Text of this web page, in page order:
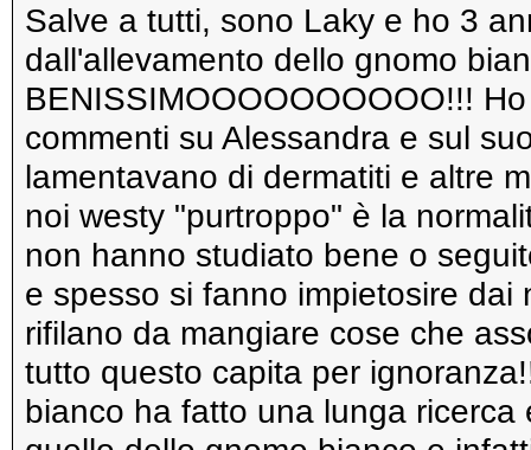
Salve a tutti, sono Laky e ho 3
dall'allevamento dello gnomo
BENISSIMOOOOOOOOOO!!!
commenti su Alessandra e sul
lamentavano di dermatiti e altre
noi westy "purtroppo" è la
non hanno studiato bene o
e spesso si fanno impietosire
rifilano da mangiare cose che
tutto questo capita per
bianco ha fatto una lunga